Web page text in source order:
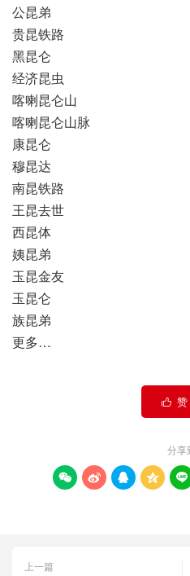
公昆弟
贵昆铁路
黑昆仑
经济昆虫
喀喇昆仑山
喀喇昆仑山脉
康昆仑
穆昆达
南昆铁路
王昆去世
西昆体
姨昆弟
玉昆金友
玉昆仑
族昆弟
更多…
 赞
分享
    
上一篇